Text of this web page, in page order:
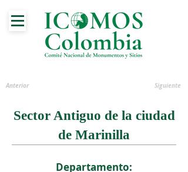
Anterior Siguiente
Sector Antiguo de la ciudad
de Marinilla
Departamento: